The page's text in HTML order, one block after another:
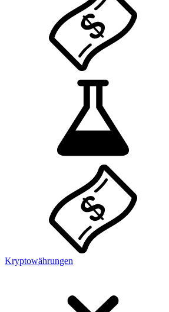
Kryptowährungen